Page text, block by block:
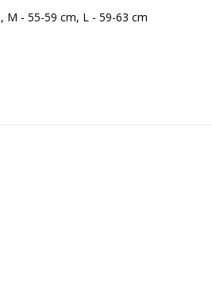
M - 55-59 cm, L - 59-63 cm